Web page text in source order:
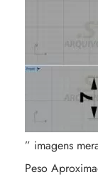
” imagens
Peso